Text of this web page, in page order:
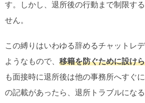
す。しかし、退所後の行動まで制限す
せん。
この縛りはいわゆる辞めるチャットレ
ようなもので、 移籍を防ぐために設け
も面接時に退所後は他の事務所へすぐ
の記載があったら、退所トラブルにな